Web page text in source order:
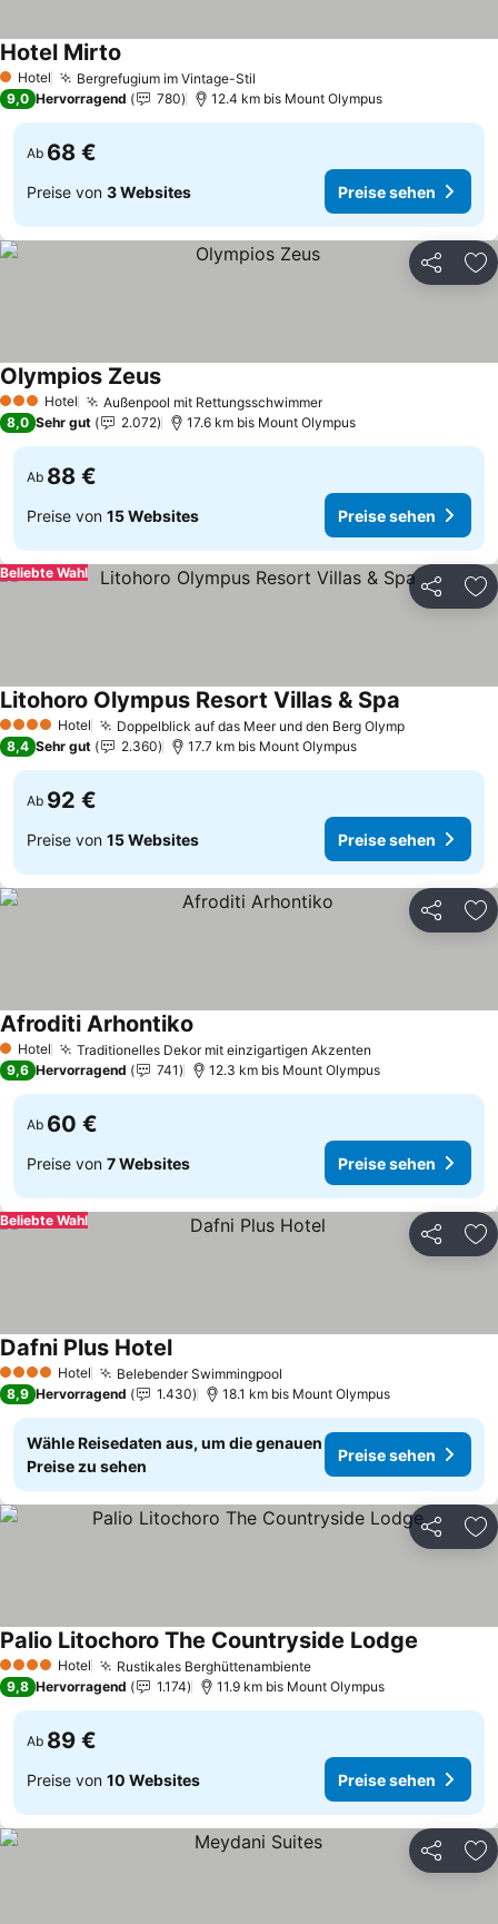
1 Sterne
Hotel Bergrefugium im Vintage-Stil
Hotel Mirto
9,0 Hervorragend 780 12.4 km bis Mount Olympus
Ab 68 €
Preise von 3 Websites Preise sehen
Teilen
3 SterneHotel Außenpool mit Rettungsschwimmer
Olympios Zeus
8,0 Sehr gut 2.072 17.6 km bis Mount Olympus
Ab 88 €
Preise von 15 Websites Preise sehen
Teilen
Beliebte Wahl
4 Sterne Hotel Doppelblick auf das Meer und den Berg Olymp
Litohoro Olympus Resort Villas & Spa
8,4 Sehr gut 2.360 17.7 km bis Mount Olympus
Ab 92 €
Preise von 15 Websites Preise sehen
Teilen
1 Sterne
Hotel Traditionelles Dekor mit einzigartigen Akzenten
Afroditi Arhontiko
9,6 Hervorragend 741 12.3 km bis Mount Olympus
Ab 60 €
Preise von 7 Websites Preise sehen
Teilen
Beliebte Wahl
4 Sterne Hotel Belebender Swimmingpool
Dafni Plus Hotel
8,9 Hervorragend 1.430 18.1 km bis Mount Olympus
Wähle Reisedaten aus, um die genauen
Preise zu sehen
Preise sehen
Teilen
4 Sterne Hotel Rustikales Berghüttenambiente
Palio Litochoro The Countryside Lodge
9,8 Hervorragend 1.174 11.9 km bis Mount Olympus
Ab 89 €
Preise von 10 Websites Preise sehen
Teilen